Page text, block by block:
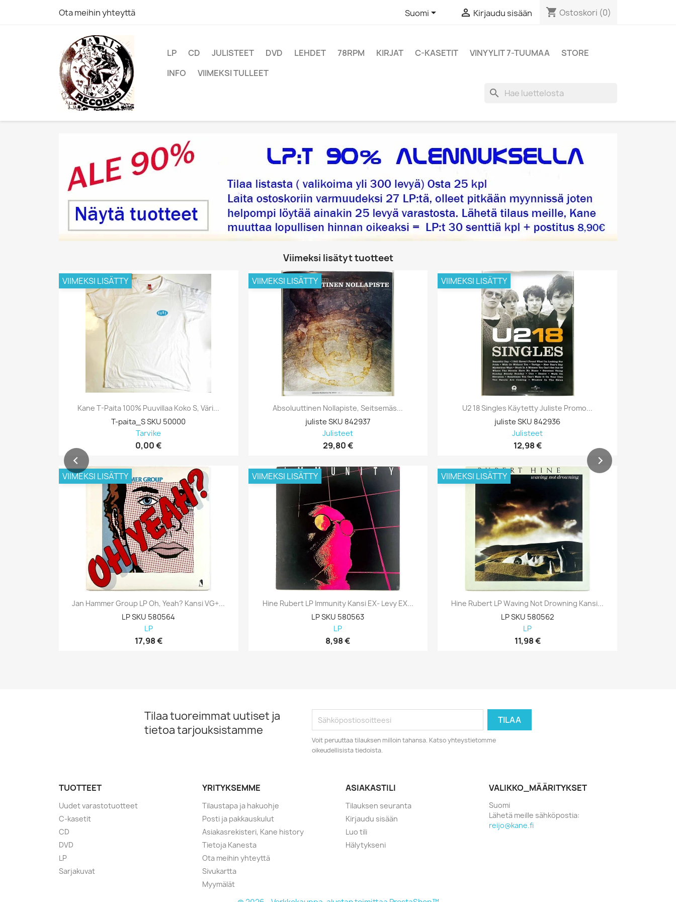
Ota meihin yhteyttä Suomi  Kirjaudu sisään shopping_cart Ostoskori (0)
LP CD JULISTEET DVD LEHDET 78RPM KIRJAT C-KASETIT VINYYLIT 7-TUUMAA
STORE
INFO
VIIMEKSI TULLEET
search
Viimeksi lisätyt tuotteet
Kane T-Paita 100% Puuvillaa Koko S, Väri...
T-paita_S SKU 50000
Tarvike
0,00 €
VIIMEKSI LISÄTTY
Jan Hammer Group LP Oh, Yeah? Kansi VG+...
LP SKU 580564
LP
17,98 €
VIIMEKSI LISÄTTY
Absoluuttinen Nollapiste, Seitsemäs...
juliste SKU 842937
Julisteet
29,80 €
VIIMEKSI LISÄTTY
Hine Rubert LP Immunity Kansi EX- Levy EX...
LP SKU 580563
LP
8,98 €
VIIMEKSI LISÄTTY
U2 18 Singles Käytetty Juliste Promo...
juliste SKU 842936
Julisteet
12,98 €
VIIMEKSI LISÄTTY
Hine Rubert LP Waving Not Drowning Kansi...
LP SKU 580562
LP
11,98 €
VIIMEKSI LISÄTTY
Tilaa tuoreimmat uutiset ja
tietoa tarjouksistamme
Voit peruuttaa tilauksen milloin tahansa. Katso yhteystietomme
oikeudellisista tiedoista.
TUOTTEET
Uudet varastotuotteet
C-kasetit
CD
DVD
LP
Sarjakuvat
YRITYKSEMME
Tilaustapa ja hakuohje
Posti ja pakkauskulut
Asiakasrekisteri, Kane history
Tietoja Kanesta
Ota meihin yhteyttä
Sivukartta
Myymälät
ASIAKASTILI
Tilauksen seuranta
Kirjaudu sisään
Luo tili
Hälytykseni
VALIKKO_MÄÄRITYKSET
Suomi
Lähetä meille sähköpostia:
reijo@kane.fi